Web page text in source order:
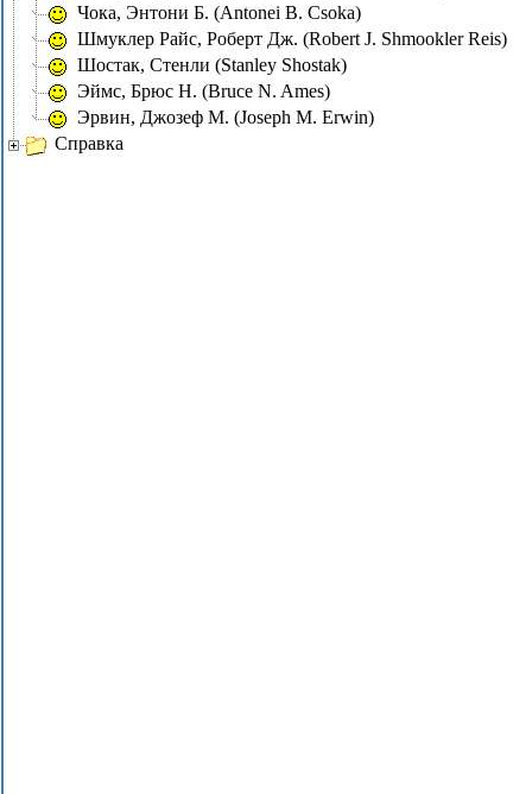
Чока, Энтони Б. (Antonei B. Csoka)
Шмуклер Райс, Роберт Дж. (Robert J. Shmookler Reis)
Шостак, Стенли (Stanley Shostak)
Эймс, Брюс Н. (Bruce N. Ames)
Эрвин, Джозеф М. (Joseph M. Erwin)
Справка